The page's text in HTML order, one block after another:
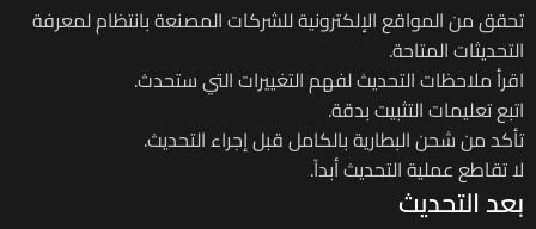
تحقق من المواقع الإلكترونية للشركات المصنعة بانتظام لمعرفة
التحديثات المتاحة.
اقرأ ملاحظات التحديث لفهم التغييرات التي ستحدث.
اتبع تعليمات التثبيت بدقة.
تأكد من شحن البطارية بالكامل قبل إجراء التحديث.
لا تقاطع عملية التحديث أبداً.
بعد التحديث